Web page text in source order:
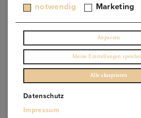
Eventmanagement
UID-Nummer:ATU71460028
Tel.:+43 699 18124141
E-Mail:
OFFICE@MAGVINUM.COM
Mitglied bei:WKO
reglementierten Handelsgewerbe;
notwendig Marketing
Anpassen
Meine Einstellungen
Alle akzeptieren
Datenschutz
Impressum